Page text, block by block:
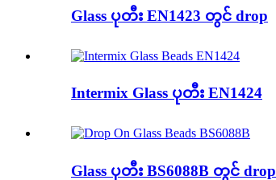
Glass ပုတီး EN1423 တွင် drop
Intermix Glass ပုတီး EN1424
Glass ပုတီး BS6088B တွင် drop